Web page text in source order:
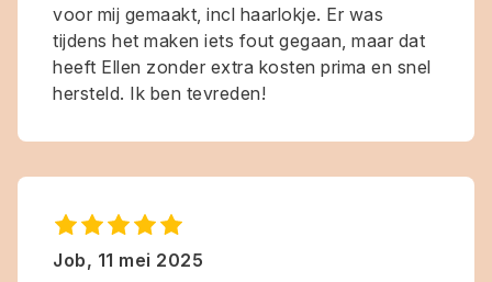
voor mij gemaakt, incl haarlokje. Er was
tijdens het maken iets fout gegaan, maar dat
heeft Ellen zonder extra kosten prima en snel
hersteld. Ik ben tevreden!
Job, 11 mei 2025